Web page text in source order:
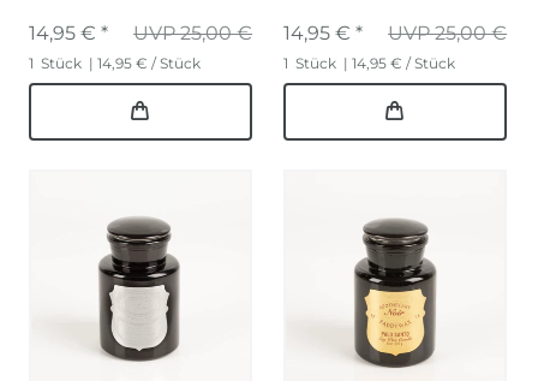
UVP 25,00 €
14,95 € *
1 Stück | 14,95 € / Stück
UVP 25,00 €
14,95 € *
1 Stück | 14,95 € / Stück